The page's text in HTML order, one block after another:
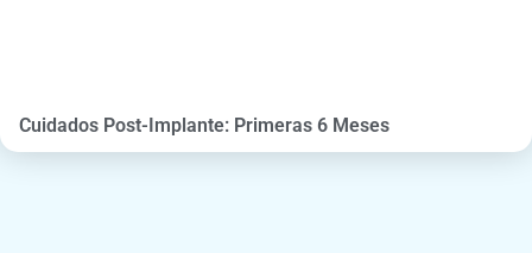
Cuidados Post-Implante: Primeras 6 Meses